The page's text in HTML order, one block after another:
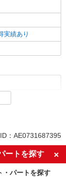
実績あり
ID：AE0731687395
ートを探す
・パートを探す